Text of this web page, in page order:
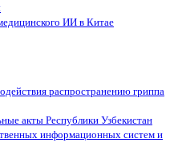
ИИ в Китае
распространению гриппа
акты Республики Узбекистан
информационных систем и